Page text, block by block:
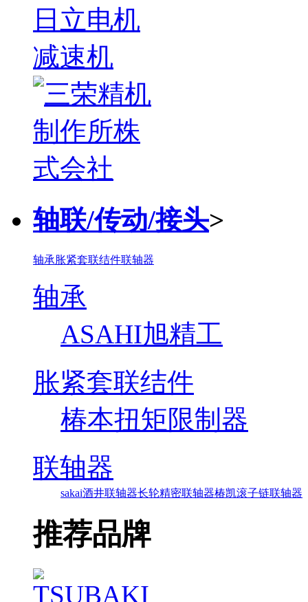
轴联/传动/接头>
轴承胀紧套联结件联轴器
轴承
ASAHI旭精工
胀紧套联结件
椿本扭矩限制器
联轴器
sakai酒井联轴器长轮精密联轴器椿凯滚子链联轴器
推荐品牌